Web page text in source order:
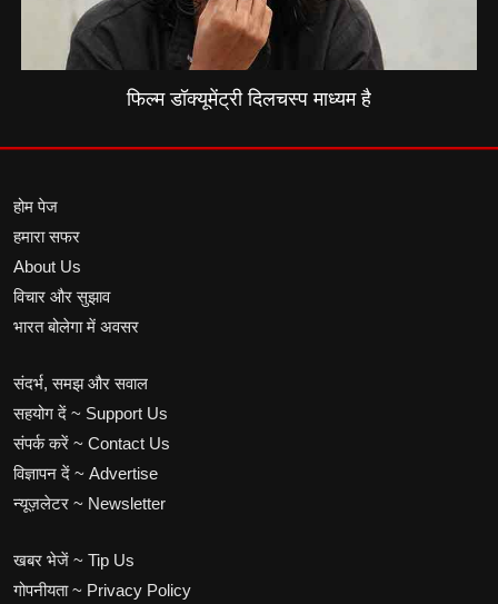
फिल्म डॉक्यूमेंट्री दिलचस्प माध्यम है
होम पेज
हमारा सफर
About Us
विचार और सुझाव
भारत बोलेगा में अवसर
संदर्भ, समझ और सवाल
सहयोग दें ~ Support Us
संपर्क करें ~ Contact Us
विज्ञापन दें ~ Advertise
न्यूज़लेटर ~ Newsletter
खबर भेजें ~ Tip Us
गोपनीयता ~ Privacy Policy